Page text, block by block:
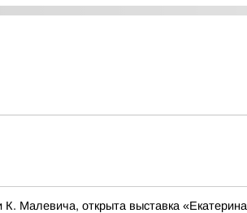
Малевича, открыта выставка